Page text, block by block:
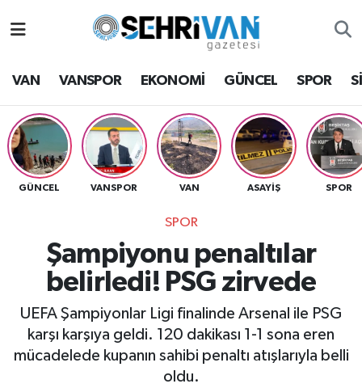
VAN VANSPOR EKONOMİ GÜNCEL SPOR
GÜNCEL VANSPOR VAN ASAYİŞ SPOR
SPOR
Şampiyonu penaltılar
belirledi! PSG zirvede
UEFA Şampiyonlar Ligi finalinde Arsenal ile PSG
karşı karşıya geldi. 120 dakikası 1-1 sona eren
mücadelede kupanın sahibi penaltı atışlarıyla belli
oldu.
Van Hava Durumu
VAN Namaz Vakitleri
Van Trafik Yoğunluk Haritası
Süper Lig Puan Durumu ve Fikstür
Tüm Manşetler
Son Dakika Haberleri
Haber Arşivi